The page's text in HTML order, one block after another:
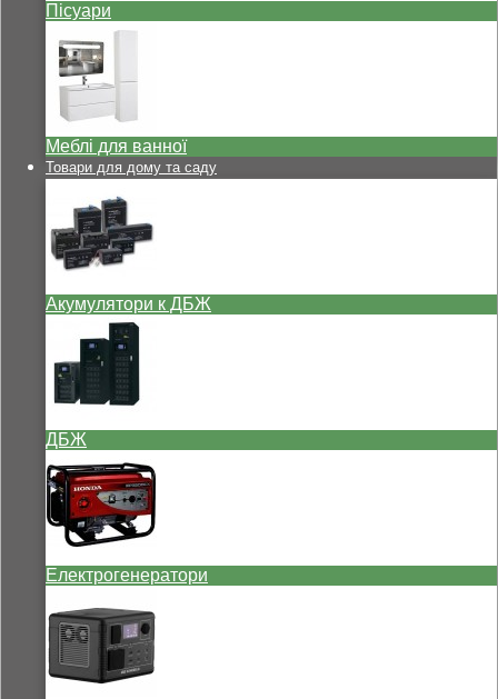
Пісуари
Меблі для ванної
Товари для дому та саду
Акумулятори к ДБЖ
ДБЖ
Електрогенератори